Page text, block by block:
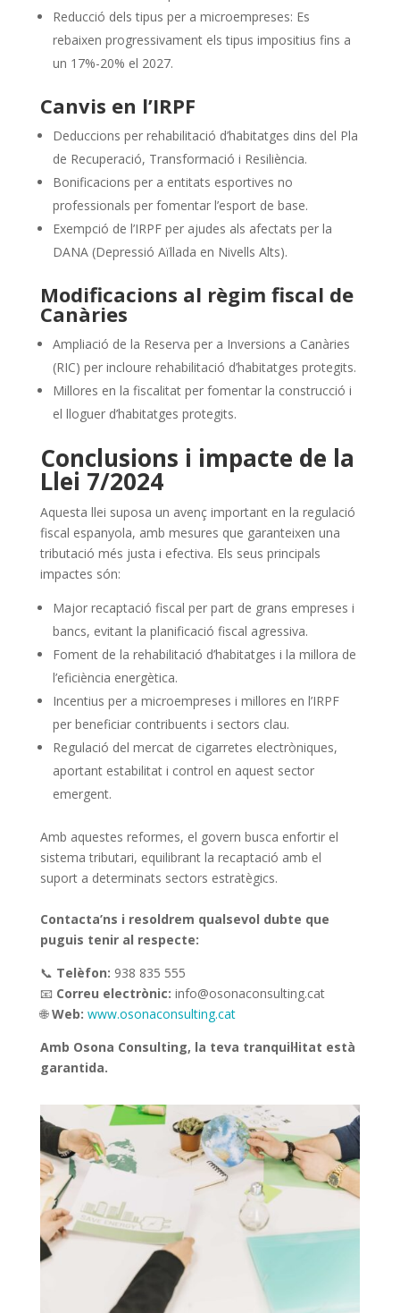
Reducció dels tipus per a microempreses: Es
rebaixen progressivament els tipus impositius fins a
un 17%-20% el 2027.
Canvis en l’IRPF
Deduccions per rehabilitació d’habitatges dins del Pla
de Recuperació, Transformació i Resiliència.
Bonificacions per a entitats esportives no
professionals per fomentar l’esport de base.
Exempció de l’IRPF per ajudes als afectats per la
DANA (Depressió Aïllada en Nivells Alts).
Modificacions al règim fiscal de
Canàries
Ampliació de la Reserva per a Inversions a Canàries
(RIC) per incloure rehabilitació d’habitatges protegits.
Millores en la fiscalitat per fomentar la construcció i
el lloguer d’habitatges protegits.
Conclusions i impacte de la
Llei 7/2024
Aquesta llei suposa un avenç important en la regulació
fiscal espanyola, amb mesures que garanteixen una
tributació més justa i efectiva. Els seus principals
impactes són:
Major recaptació fiscal per part de grans empreses i
bancs, evitant la planificació fiscal agressiva.
Foment de la rehabilitació d’habitatges i la millora de
l’eficiència energètica.
Incentius per a microempreses i millores en l’IRPF
per beneficiar contribuents i sectors clau.
Regulació del mercat de cigarretes electròniques,
aportant estabilitat i control en aquest sector
emergent.
Amb aquestes reformes, el govern busca enfortir el
sistema tributari, equilibrant la recaptació amb el
suport a determinats sectors estratègics.
Contacta’ns i resoldrem qualsevol dubte que
puguis tenir al respecte:
📞 Telèfon: 938 835 555
📧 Correu electrònic: info@osonaconsulting.cat
🌐Web: www.osonaconsulting.cat
Amb Osona Consulting, la teva tranquil·litat està
garantida.